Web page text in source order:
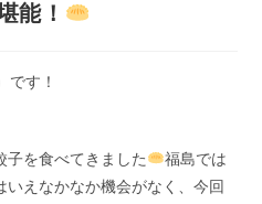
能！
です！
子を食べてきました
福島では
えなかなか機会がなく、今回